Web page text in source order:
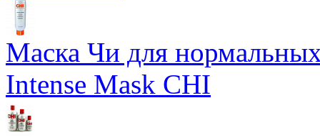
Маска Чи для
Intense Mask CHI